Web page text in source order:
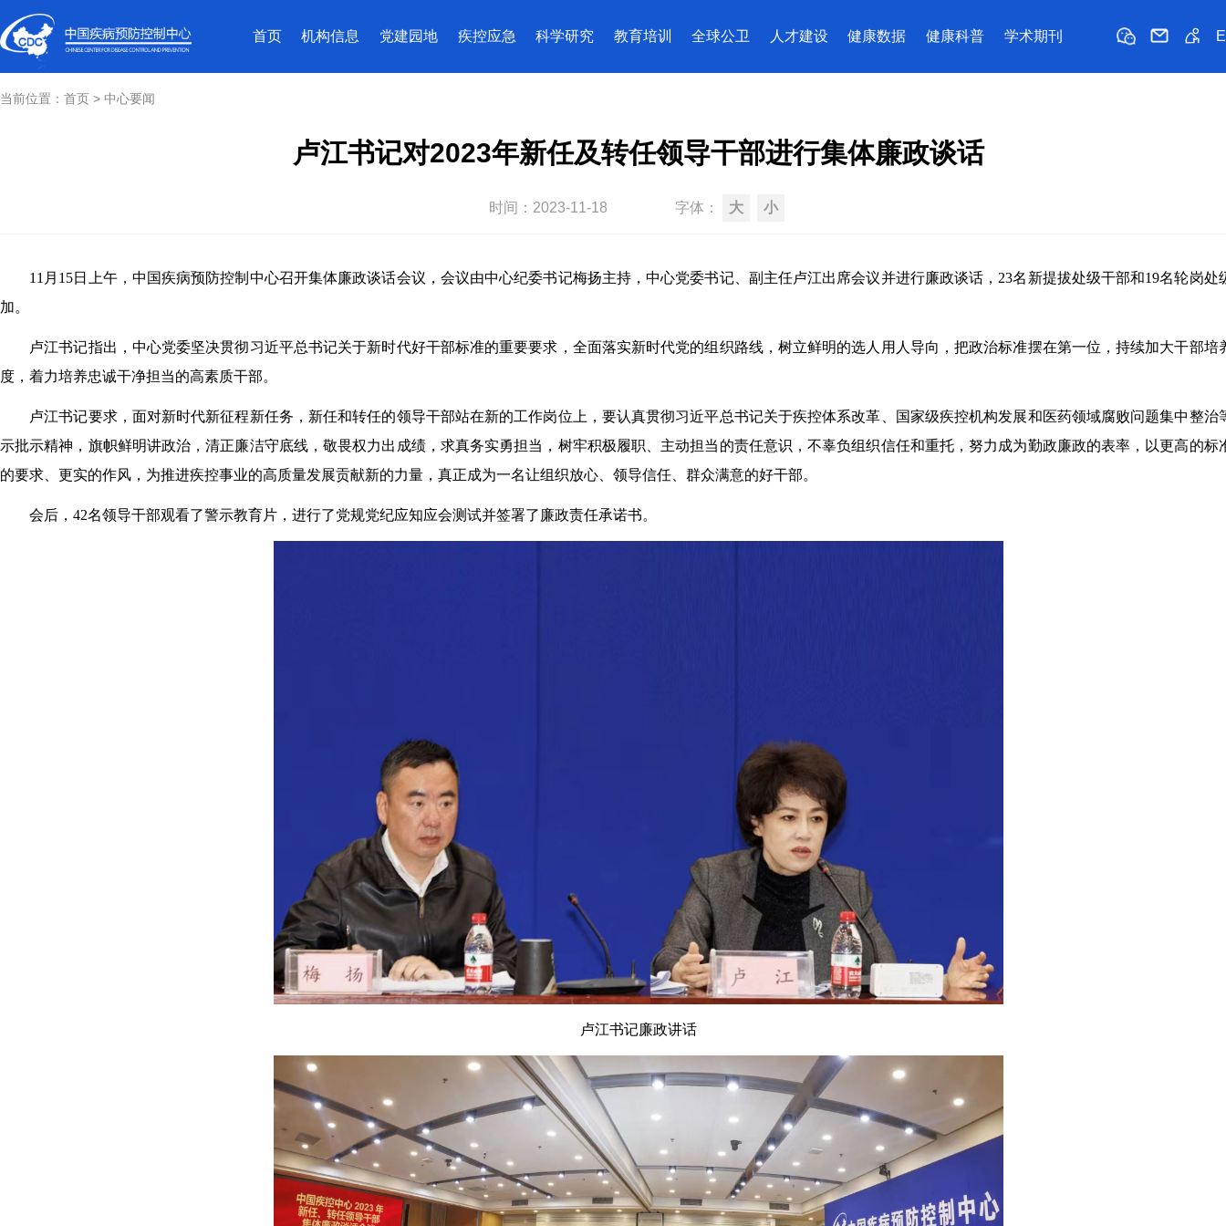
首页 机构信息 党建园地 疾控应急 科学研究 教育培训 全球公卫 人才建设 健康数据 健康科普 学术期刊
当前位置： 首页 > 中心要闻
卢江书记对2023年新任及转任领导干部进行集体廉政谈话
时间： 2023-11-18 字体： 大 小
11月15日上午，中国疾病预防控制中心召开集体廉政谈话会议，会议由中心纪委书记梅扬主持，中心党委书记、副主任卢江出席会议并进行廉政谈话，23名新提拔处级干部和19名轮岗处
加。
卢江书记指出，中心党委坚决贯彻习近平总书记关于新时代好干部标准的重要要求，全面落实新时代党的组织路线，树立鲜明的选人用人导向，把政治标准摆在第一位，持续加大干部培
度，着力培养忠诚干净担当的高素质干部。
卢江书记要求，面对新时代新征程新任务，新任和转任的领导干部站在新的工作岗位上，要认真贯彻习近平总书记关于疾控体系改革、国家级疾控机构发展和医药领域腐败问题集中整治
示批示精神，旗帜鲜明讲政治，清正廉洁守底线，敬畏权力出成绩，求真务实勇担当，树牢积极履职、主动担当的责任意识，不辜负组织信任和重托，努力成为勤政廉政的表率，以更高的标
的要求、更实的作风，为推进疾控事业的高质量发展贡献新的力量，真正成为一名让组织放心、领导信任、群众满意的好干部。
会后，42名领导干部观看了警示教育片，进行了党规党纪应知应会测试并签署了廉政责任承诺书。
卢江书记廉政讲话